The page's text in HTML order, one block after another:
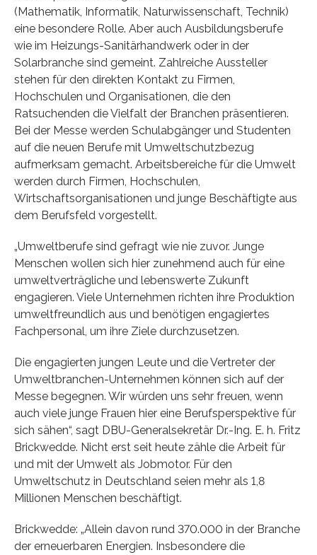
(Mathematik, Informatik, Naturwissenschaft, Technik)
eine besondere Rolle. Aber auch Ausbildungsberufe
wie im Heizungs-Sanitärhandwerk oder in der
Solarbranche sind gemeint. Zahlreiche Aussteller
stehen für den direkten Kontakt zu Firmen,
Hochschulen und Organisationen, die den
Ratsuchenden die Vielfalt der Branchen präsentieren.
Bei der Messe werden Schulabgänger und Studenten
auf die neuen Berufe mit Umweltschutzbezug
aufmerksam gemacht. Arbeitsbereiche für die Umwelt
werden durch Firmen, Hochschulen,
Wirtschaftsorganisationen und junge Beschäftigte aus
dem Berufsfeld vorgestellt.
„Umweltberufe sind gefragt wie nie zuvor. Junge
Menschen wollen sich hier zunehmend auch für eine
umweltverträgliche und lebenswerte Zukunft
engagieren. Viele Unternehmen richten ihre Produktion
umweltfreundlich aus und benötigen engagiertes
Fachpersonal, um ihre Ziele durchzusetzen.
Die engagierten jungen Leute und die Vertreter der
Umweltbranchen-Unternehmen können sich auf der
Messe begegnen. Wir würden uns sehr freuen, wenn
auch viele junge Frauen hier eine Berufsperspektive für
sich sähen“, sagt DBU-Generalsekretär Dr.-Ing. E. h. Fritz
Brickwedde. Nicht erst seit heute zähle die Arbeit für
und mit der Umwelt als Jobmotor. Für den
Umweltschutz in Deutschland seien mehr als 1,8
Millionen Menschen beschäftigt.
Brickwedde: „Allein davon rund 370.000 in der Branche
der erneuerbaren Energien. Insbesondere die